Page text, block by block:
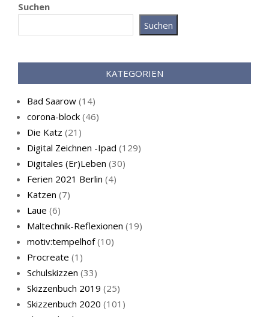
Katz im
Suchen
Suchen
KATEGORIEN
Bad Saarow (14)
corona-block (46)
Die Katz (21)
Digital Zeichnen -Ipad (129)
Digitales (Er)Leben (30)
Ferien 2021 Berlin (4)
Katzen (7)
Laue (6)
Maltechnik-Reflexionen (19)
motiv:tempelhof(10)
Procreate (1)
Schulskizzen (33)
Skizzenbuch 2019 (25)
Skizzenbuch 2020 (101)